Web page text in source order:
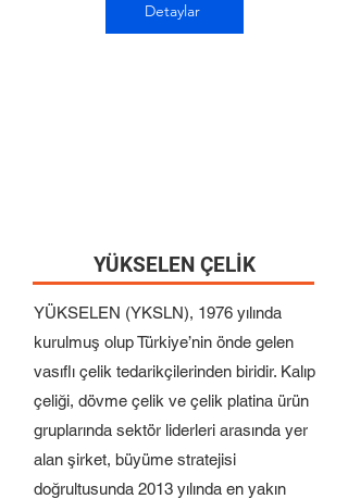
Detaylar
YÜKSELEN ÇELİK
YÜKSELEN (YKSLN), 1976 yılında
kurulmuş olup Türkiye’nin önde gelen
vasıflı çelik tedarikçilerinden biridir. Kalıp
çeliği, dövme çelik ve çelik platina ürün
gruplarında sektör liderleri arasında yer
alan şirket, büyüme stratejisi
doğrultusunda 2013 yılında en yakın